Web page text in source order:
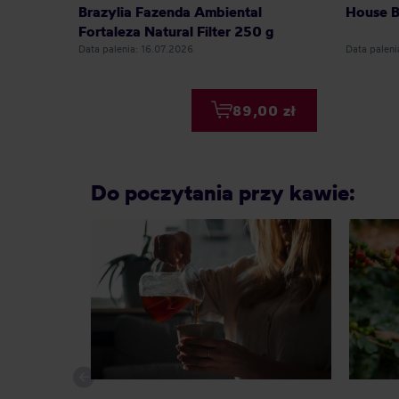
Brazylia Fazenda Ambiental
Fortaleza Natural Filter 250 g
Data palenia: 16.07.2026
89,00 zł
House
Data
Do poczytania przy kawie: